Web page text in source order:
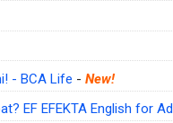
- BCA Life - New!
EF EFEKTA English for